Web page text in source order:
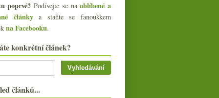
poprvé? Podívejte se naoblíbené a
článkya staňte se fanouškem
na Facebooku.
konkrétní článek?
článků...